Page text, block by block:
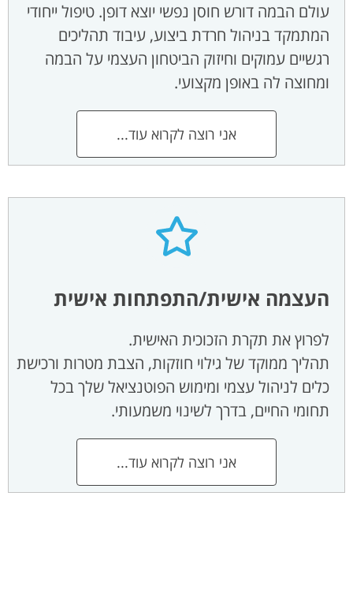
עולם הבמה דורש חוסן נפשי יוצא דופן. טיפול ייחודי
המתמקד בניהול חרדת ביצוע, עיבוד תהליכים
רגשיים עמוקים וחיזוק הביטחון העצמי על הבמה
ומחוצה לה באופן מקצועי.
אני רוצה לקרוא עוד...
העצמה אישית/התפתחות אישית
לפרוץ את תקרת הזכוכית האישית.
תהליך ממוקד של גילוי חוזקות, הצבת מטרות ורכישת
כלים לניהול עצמי ומימוש הפוטנציאל שלך בכל
תחומי החיים, בדרך לשינוי משמעותי.
אני רוצה לקרוא עוד...